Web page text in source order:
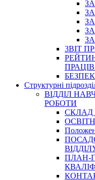
3BIT
Структурні
ВІДДІЛ
РОБОТИ
СКЛАД
ПЛАН-